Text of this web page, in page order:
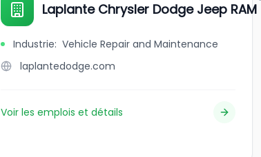
Laplante Chrysler Dodge Jeep RAM
Industrie: Vehicle Repair and Maintenance
laplantedodge.com
Voir les emplois et détails